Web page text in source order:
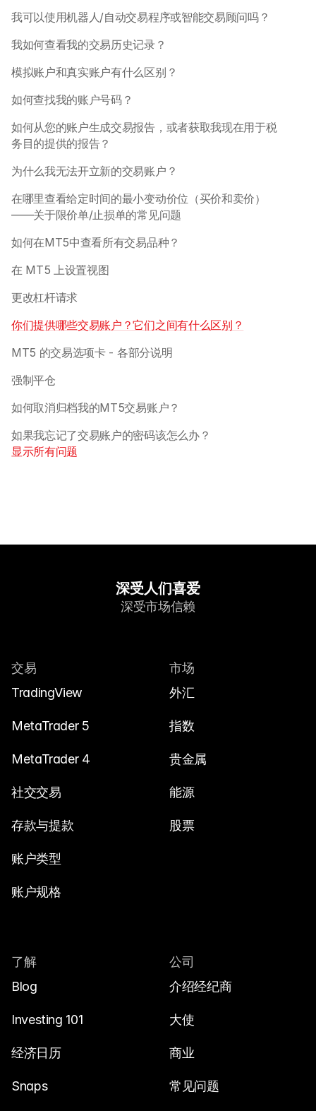
我可以使用机器人/自动交易程序或智能交易顾问吗？
我如何查看我的交易历史记录？
模拟账户和真实账户有什么区别？
如何查找我的账户号码？
如何从您的账户生成交易报告，或者获取我现在用于税
务目的提供的报告？
为什么我无法开立新的交易账户？
在哪里查看给定时间的最小变动价位（买价和卖价）
——关于限价单/止损单的常见问题
如何在MT5中查看所有交易品种？
在 MT5 上设置视图
更改杠杆请求
你们提供哪些交易账户？它们之间有什么区别？
MT5 的交易选项卡 - 各部分说明
强制平仓
如何取消归档我的MT5交易账户？
如果我忘记了交易账户的密码该怎么办？
显示所有问题
深受人们喜爱
深受市场信赖
交易
TradingView
MetaTrader 5
MetaTrader 4
社交交易
存款与提款
账户类型
账户规格
市场
外汇
指数
贵金属
能源
股票
了解
Blog
Investing 101
经济日历
Snaps
公司
介绍经纪商
大使
商业
常见问题